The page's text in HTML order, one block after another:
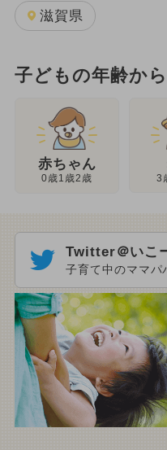
滋賀県
子どもの年齢か
赤ちゃん
0歳1歳2歳 3
Twitter＠いこ
子育て中のママパ